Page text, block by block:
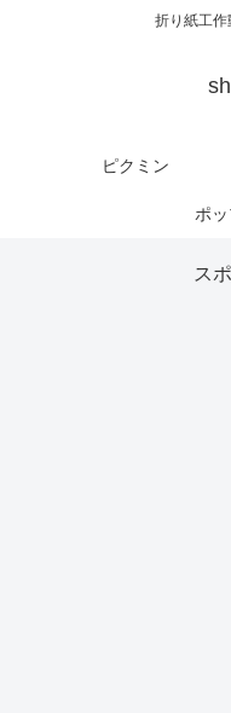
折り紙工作
ピクミン
ポ
ス